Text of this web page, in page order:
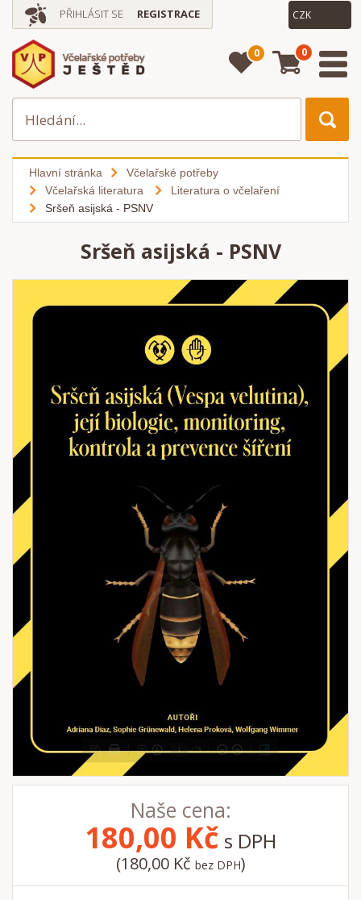
PŘIHLÁSIT SE REGISTRACE
0 0
Hlavní stránka
Včelařské potřeby
Včelařská literatura
Literatura o včelaření
Sršeň asijská - PSNV
Sršeň asijská - PSNV
Naše cena:
180,00 Kč s DPH
(180,00 Kč bez DPH)